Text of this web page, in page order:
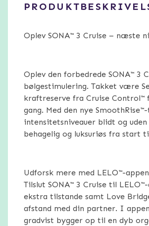
Oplev SONA™ 3 Cruise – næste
Oplev den forbedrede SONA™ 3
bølgestimulering. Takket være
kraftreserve fra Cruise
gang. Med den nye
intensitetsniveauer blidt og
behagelig og luksuriøs fra start
Udforsk mere med LELO™-appen
Tilslut SONA™ 3 Cruise til
ekstra tilstande samt Love
afstand med din partner. I
gradvist bygger op til en dyb